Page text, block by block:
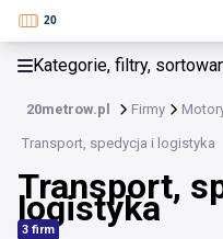
Kategorie, filtry,
20metrow.pl Firmy
Transport, spedycja i logistyka
Transport,
logistyka
3 firm
Motoryzacja i transport
Samochody i pojazdy
Części i akcesoria